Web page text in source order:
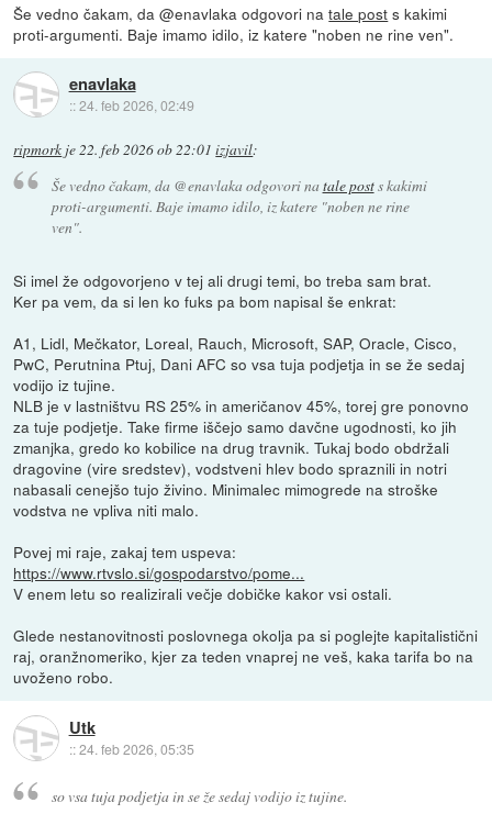
Še vedno čakam, da @enavlaka odgovori natale post s kakimi
proti-argumenti. Baje imamo idilo, iz katere "noben ne rine ven".
enavlaka
::24. feb 2026, 02:49
ripmork je22. feb 2026 ob 22:01 izjavil:
Še vedno čakam, da @enavlaka odgovori natale posts kakimi
proti-argumenti. Baje imamo idilo, iz katere "noben ne rine
ven".
Si imel že odgovorjeno v tej ali drugi temi, bo treba sam brat.
Ker pa vem, da si len ko fuks pa bom napisal še enkrat:
A1, Lidl, Mečkator, Loreal, Rauch, Microsoft, SAP, Oracle, Cisco,
PwC, Perutnina Ptuj, Dani AFC so vsa tuja podjetja in se že sedaj
vodijo iz tujine.
NLB je v lastništvu RS 25% in američanov 45%, torej gre ponovno
za tuje podjetje. Take firme iščejo samo davčne ugodnosti, ko jih
zmanjka, gredo ko kobilice na drug travnik. Tukaj bodo obdržali
dragovine (vire sredstev), vodstveni hlev bodo spraznili in notri
nabasali cenejšo tujo živino. Minimalec mimogrede na stroške
vodstva ne vpliva niti malo.
Povej mi raje, zakaj tem uspeva:
https://www.rtvslo.si/gospodarstvo/pome...
V enem letu so realizirali večje dobičke kakor vsi ostali.
Glede nestanovitnosti poslovnega okolja pa si poglejte kapitalistični
raj, oranžnomeriko, kjer za teden vnaprej ne veš, kaka tarifa bo na
uvoženo robo.
Utk
::24. feb 2026, 05:35
so vsa tuja podjetja in se že sedaj vodijo iz tujine.